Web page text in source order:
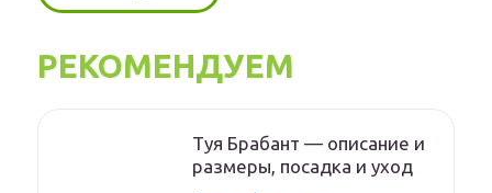
РЕКОМЕНДУЕМ
Туя Брабант — описание и
размеры, посадка и уход